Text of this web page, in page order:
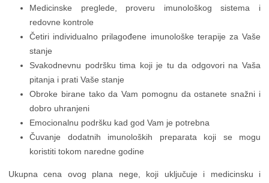
Medicinske preglede, proveru imunološkog sistema i
redovne kontrole
Četiri individualno prilagođene imunološke terapije za Vaše
stanje
Svakodnevnu podršku tima koji je tu da odgovori na Vaša
pitanja i prati Vaše stanje
Obroke birane tako da Vam pomognu da ostanete snažni i
dobro uhranjeni
Emocionalnu podršku kad god Vam je potrebna
Čuvanje dodatnih imunoloških preparata koji se mogu
koristiti tokom naredne godine
Ukupna cena ovog plana nege, koji uključuje i medicinsku i